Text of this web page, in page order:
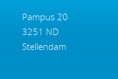
Pampus 20
3251 ND
Stellendam